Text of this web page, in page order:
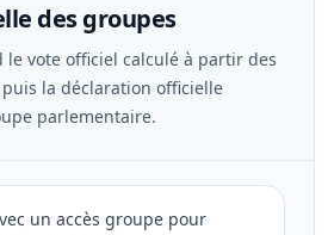
des groupes
le vote officiel calculé à partir des
la déclaration officielle
parlementaire.
un accès groupe pour